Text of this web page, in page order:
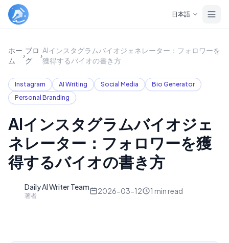
日本語
ホー
ム
›
ブロ
グ
›
AIインスタグラムバイオジェネレーター：フォロワーを
獲得するバイオの書き方
Instagram AI Writing Social Media
Bio Generator
Personal Branding
AIインスタグラムバイオジェ
ネレーター：フォロワーを獲
得するバイオの書き方
Daily AI Writer Team
著者
2026-03-12 1 min read